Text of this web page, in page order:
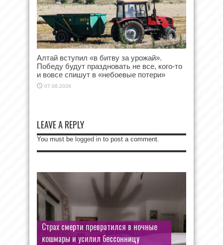
Алтай вступил «в битву за урожай».
Победу будут праздновать не все, кого-то
и вовсе спишут в «небоевые потери»
07.08.2026
LEAVE A REPLY
You must be logged in to post a comment.
Страх смерти превратился в ночные
кошмары и усилил бессонницу
Открыл дверь — оказался в море: как
культовая сцена едва не закончилась
трагедией